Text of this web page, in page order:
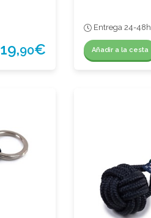
19,90€
Entrega 24-48h
Añadir a la cesta